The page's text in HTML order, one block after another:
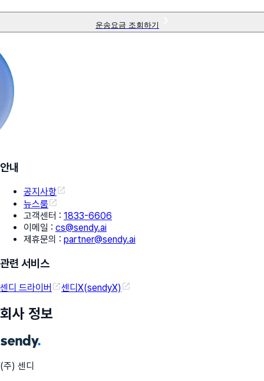
운송요금 조회하기
안내
공지사항
뉴스룸
고객센터 : 1833-6606
이메일 : cs@sendy.ai
제휴문의 : partner@sendy.ai
관련 서비스
센디 드라이버 센디X(sendyX)
회사 정보
(주) 센디